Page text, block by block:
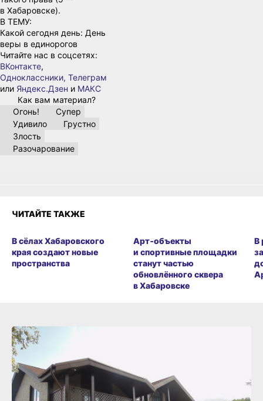
в Хабаровске).
В ТЕМУ:
Какой сегодня день: День
веры в единорогов
Читайте нас в соцсетях:
ВКонтакте,
Одноклассники, Телеграм
или Яндекс.Дзен и МАКС
Как вам материал?
Огонь!
Супер
Удивило
Грустно
Злость
Разочарование
ЧИТАЙТЕ ТАКЖЕ
В сёлах Хабаровского
края создают новые
пространства
Арт‑объекты
и спортивные площадки
станут частью
обновлённого сквера
в Хабаровске
В